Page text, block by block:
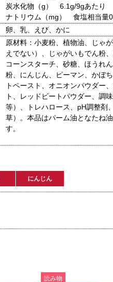
炭水化物（g） 6.1g/9gあたり
ナトリウム（mg） 食塩相当量
卵、乳、えび、かに
原材料：小麦粉、植物油、じゃ
えでない）、じゃがいもでん粉
コーンスターチ、砂糖、ほうれ
粉、にんじん、ピーマン、かぼ
トペースト、オニオンパウダー
ト、レッドビートパウダー、調
等）、トレハロース、pH調整剤
草）。本品はパーム油となたね
す。
にんじん
読み物